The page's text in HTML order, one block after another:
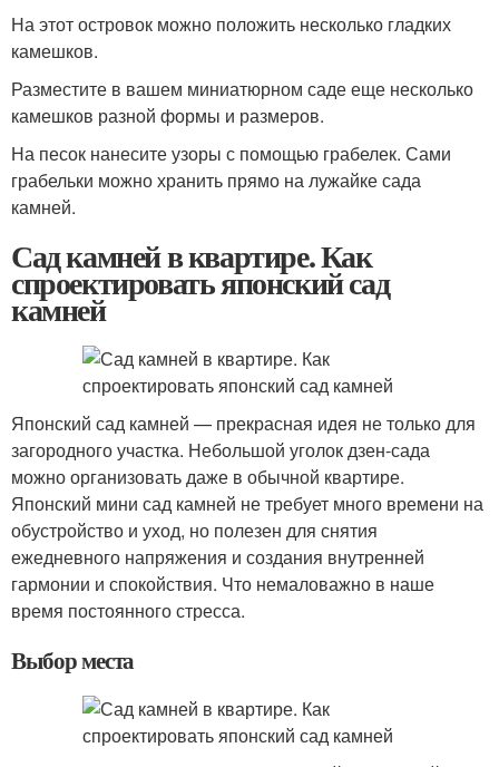
На этот островок можно положить несколько гладких
камешков.
Разместите в вашем миниатюрном саде еще несколько
камешков разной формы и размеров.
На песок нанесите узоры с помощью грабелек. Сами
грабельки можно хранить прямо на лужайке сада
камней.
Сад камней в квартире. Как
спроектировать японский сад
камней
Японский сад камней — прекрасная идея не только для
загородного участка. Небольшой уголок дзен-сада
можно организовать даже в обычной квартире.
Японский мини сад камней не требует много времени на
обустройство и уход, но полезен для снятия
ежедневного напряжения и создания внутренней
гармонии и спокойствия. Что немаловажно в наше
время постоянного стресса.
Выбор места